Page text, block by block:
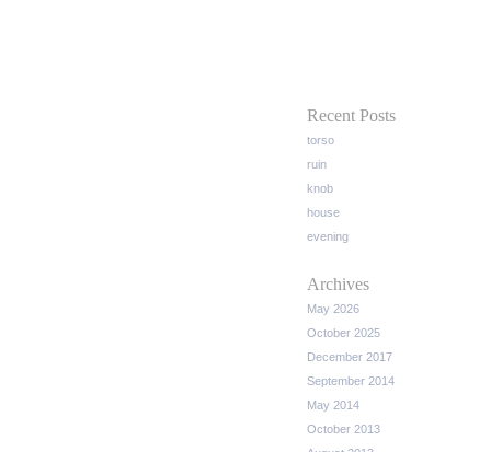
Recent Posts
torso
ruin
knob
house
evening
Archives
May 2026
October 2025
December 2017
September 2014
May 2014
October 2013